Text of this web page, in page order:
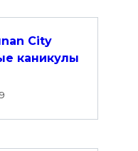
City
каникулы